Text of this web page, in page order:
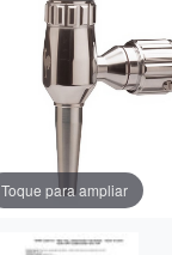
Toque para ampliar